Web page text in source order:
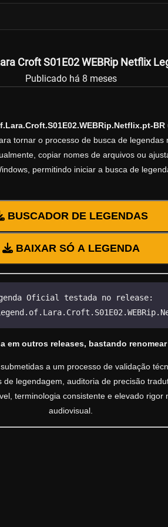
Croft S01E02 WEBRip Netflix
Publicado há 8 meses
BR
tornar o processo de busca de
copiar nomes de arquivos ou
permitindo iniciar a busca de
BUSCADOR DE LEGENDAS
BAIXAR SÓ A LEGENDA
Oficial testada no release:
em outros releases, bastando
a um processo de validação
legendagem, auditoria de precisão
terminologia consistente e elevado
audiovisual.